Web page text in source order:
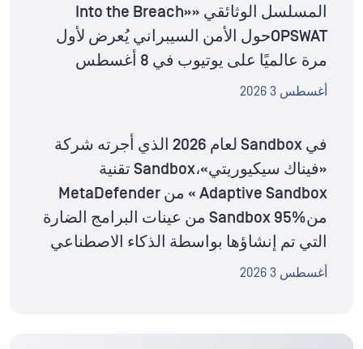
المسلسل الوثائقي «Into the Breach»
OPSWATحول الأمن السيبراني يُعرض لأول
مرة عالميًا على يوتيوب في 8 أغسطس
أغسطس 3 2026
في Sandbox لعام 2026 الذي أجرته شركة
«فيناك سيكيوريتي»،Sandbox تقنية
Adaptive Sandbox » من MetaDefender
منSandbox 95% من عينات البرامج الضارة
التي تم إنشاؤها بواسطة الذكاء الاصطناعي
أغسطس 3 2026